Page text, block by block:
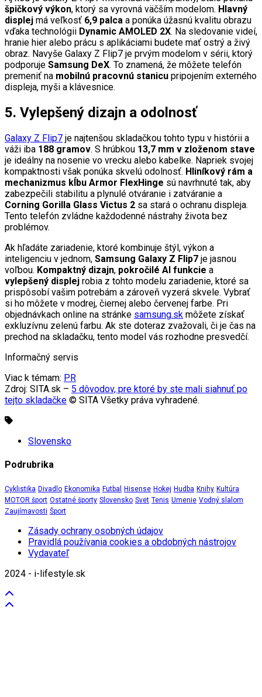
špičkový výkon, ktorý sa vyrovná väčším modelom. Hlavný
displej má veľkosť 6,9 palca a ponúka úžasnú kvalitu obrazu
vďaka technológii Dynamic AMOLED 2X. Na sledovanie videí,
hranie hier alebo prácu s aplikáciami budete mať ostrý a živý
obraz. Navyše Galaxy Z Flip7 je prvým modelom v sérii, ktorý
podporuje Samsung DeX. To znamená, že môžete telefón
premeniť na mobilnú pracovnú stanicu pripojením externého
displeja, myši a klávesnice.
5. Vylepšený dizajn a odolnosť
Galaxy Z Flip7 je najtenšou skladačkou tohto typu v histórii a
váži iba 188 gramov. S hrúbkou 13,7 mm v zloženom stave
je ideálny na nosenie vo vrecku alebo kabelke. Napriek svojej
kompaktnosti však ponúka skvelú odolnosť. Hliníkový rám a
mechanizmus kĺbu Armor FlexHinge sú navrhnuté tak, aby
zabezpečili stabilitu a plynulé otváranie i zatváranie a
Corning Gorilla Glass Victus 2 sa stará o ochranu displeja.
Tento telefón zvládne každodenné nástrahy života bez
problémov.
Ak hľadáte zariadenie, ktoré kombinuje štýl, výkon a
inteligenciu v jednom, Samsung Galaxy Z Flip7 je jasnou
voľbou. Kompaktný dizajn, pokročilé AI funkcie a
vylepšený displej robia z tohto modelu zariadenie, ktoré sa
prispôsobí vašim potrebám a zároveň vyzerá skvele. Vybrať
si ho môžete v modrej, čiernej alebo červenej farbe. Pri
objednávkach online na stránke samsung.sk môžete získať
exkluzívnu zelenú farbu. Ak ste doteraz zvažovali, či je čas na
prechod na skladačku, tento model vás rozhodne presvedčí.
Informačný servis
Viac k témam: PR
Zdroj: SITA.sk – 5 dôvodov, pre ktoré by ste mali siahnuť po
tejto skladačke © SITA Všetky práva vyhradené.
Slovensko
Podrubrika
Cyklistika Divadlo Ekonomika Futbal Hisense Hokej Hudba Knihy Kultúra
MOTOR šport Ostatné športy Slovensko Svet Tenis Umenie Vodný slalom
Zaujímavosti Šport
Zásady ochrany osobných údajov
Pravidlá používania cookies a obdobných nástrojov
Vydavateľ
2024 - i-lifestyle.sk